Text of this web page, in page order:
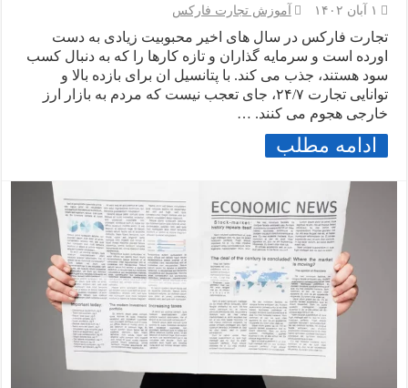
۱ آبان ۱۴۰۲ آموزش تجارت فارکس
تجارت فارکس در سال های اخیر محبوبیت زیادی به دست
اورده است و سرمایه گذاران و تازه کارها را که به دنبال کسب
سود هستند، جذب می کند. با پتانسیل ان برای بازده بالا و
توانایی تجارت ۲۴/۷، جای تعجب نیست که مردم به بازار ارز
خارجی هجوم می کنند. …
ادامه مطلب